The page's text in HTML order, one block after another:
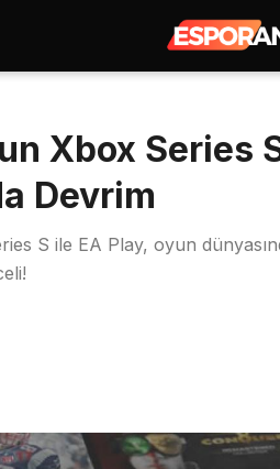
Xbox Series
Devrim
S ile EA Play, oyun